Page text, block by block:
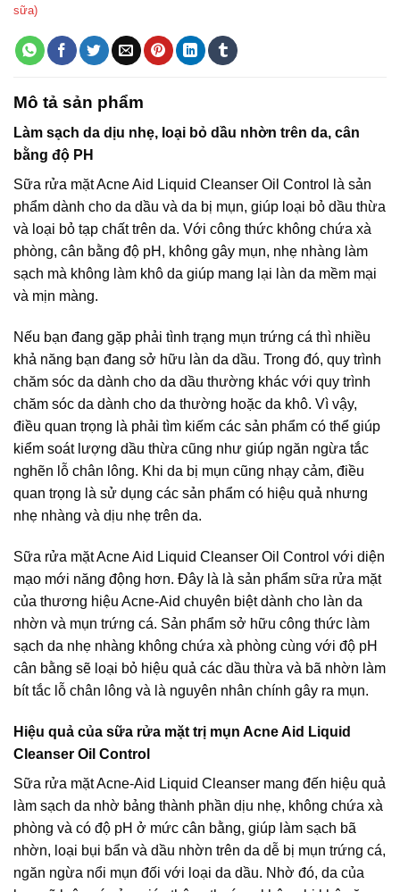
sữa)
Mô tả sản phẩm
Làm sạch da dịu nhẹ, loại bỏ dầu nhờn trên da, cân
bằng độ PH
Sữa rửa mặt Acne Aid Liquid Cleanser Oil Control là sản
phẩm dành cho da dầu và da bị mụn, giúp loại bỏ dầu thừa
và loại bỏ tạp chất trên da. Với công thức không chứa xà
phòng, cân bằng độ pH, không gây mụn, nhẹ nhàng làm
sạch mà không làm khô da giúp mang lại làn da mềm mại
và mịn màng.
Nếu bạn đang gặp phải tình trạng mụn trứng cá thì nhiều
khả năng bạn đang sở hữu làn da dầu. Trong đó, quy trình
chăm sóc da dành cho da dầu thường khác với quy trình
chăm sóc da dành cho da thường hoặc da khô. Vì vậy,
điều quan trọng là phải tìm kiếm các sản phẩm có thể giúp
kiểm soát lượng dầu thừa cũng như giúp ngăn ngừa tắc
nghẽn lỗ chân lông. Khi da bị mụn cũng nhạy cảm, điều
quan trọng là sử dụng các sản phẩm có hiệu quả nhưng
nhẹ nhàng và dịu nhẹ trên da.
Sữa rửa mặt Acne Aid Liquid Cleanser Oil Control với diện
mạo mới năng động hơn. Đây là là sản phẩm sữa rửa mặt
của thương hiệu Acne-Aid chuyên biệt dành cho làn da
nhờn và mụn trứng cá. Sản phẩm sở hữu công thức làm
sạch da nhẹ nhàng không chứa xà phòng cùng với độ pH
cân bằng sẽ loại bỏ hiệu quả các dầu thừa và bã nhờn làm
bít tắc lỗ chân lông và là nguyên nhân chính gây ra mụn.
Hiệu quả của sữa rửa mặt trị mụn Acne Aid Liquid
Cleanser Oil Control
Sữa rửa mặt Acne-Aid Liquid Cleanser mang đến hiệu quả
làm sạch da nhờ bảng thành phần dịu nhẹ, không chứa xà
phòng và có độ pH ở mức cân bằng, giúp làm sạch bã
nhờn, loại bụi bẩn và dầu nhờn trên da dễ bị mụn trứng cá,
ngăn ngừa nổi mụn đối với loại da dầu. Nhờ đó, da của